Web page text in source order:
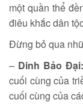
một quần thể
điêu khắc dân
Đừng bỏ qua
– Dinh Bảo Đại:
cuối cùng của
cuối cùng của